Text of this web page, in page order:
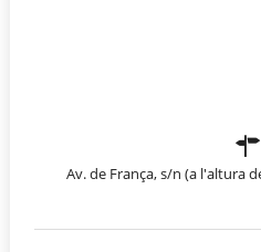
Av. de França, s/n (a l'altura